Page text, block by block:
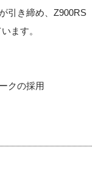
引き締め、Z900RS
ます。
クの採用